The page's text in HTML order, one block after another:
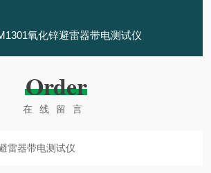
氧化锌避雷器带电测试仪
Order
在线留言